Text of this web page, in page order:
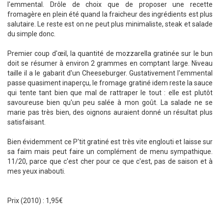
l'emmental. Drôle de choix que de proposer une recette
fromagère en plein été quand la fraicheur des ingrédients est plus
salutaire. Le reste est on ne peut plus minimaliste, steak et salade
du simple donc.
Premier coup d'œil, la quantité de mozzarella gratinée sur le bun
doit se résumer à environ 2 grammes en comptant large. Niveau
taille il a le gabarit d'un Cheeseburger. Gustativement l'emmental
passe quasiment inaperçu, le fromage gratiné idem reste la sauce
qui tente tant bien que mal de rattraper le tout : elle est plutôt
savoureuse bien qu'un peu salée à mon goût. La salade ne se
marie pas très bien, des oignons auraient donné un résultat plus
satisfaisant.
Bien évidemment ce P'tit gratiné est très vite englouti et laisse sur
sa faim mais peut faire un complément de menu sympathique.
11/20, parce que c'est cher pour ce que c'est, pas de saison et à
mes yeux inabouti.
Prix (2010) : 1,95€